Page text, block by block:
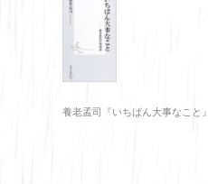
養老孟司『いちばん大事なこと』